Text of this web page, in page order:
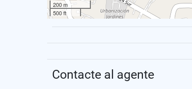
200 m
500 ft
Contacte al agente